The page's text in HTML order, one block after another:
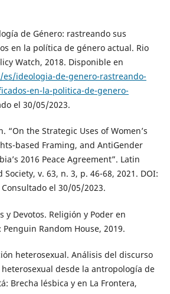
de Género: rastreando sus
en la política de género actual. Rio
Watch, 2018. Disponible en
ideologia-de-genero-rastreando-
en-la-politica-de-genero-
el 30/05/2023.
“On the Strategic Uses of Women’s
based Framing, and AntiGender
2016 Peace Agreement”. Latin
v. 63, n. 3, p. 46-68, 2021. DOI:
el 30/05/2023.
y Devotos. Religión y Poder en
Random House, 2019.
heterosexual. Análisis del discurso
desde la antropología de
Brecha lésbica y en La Frontera,